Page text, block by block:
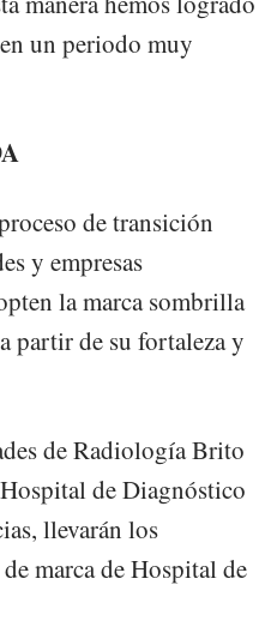
un periodo muy
de transición
y empresas
la marca sombrilla
partir de su fortaleza y
de Radiología Brito
de Diagnóstico
llevarán los
marca de Hospital de